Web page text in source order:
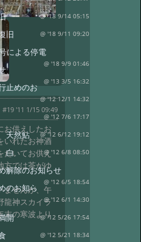
#19 '11 1/15 09:49
お供えしたお
いれたお神酒
たいてお供え
方では茶がゆ
ませんが、午
龍神スカイラ
末の寒波より
@ '18 9/14 05:15
旧 @ '18 9/11 09:20
による停電
@ '18 9/9 01:46
@ '13 3/5 16:32
止めのお
@ '12 12/1 14:32
@ '12 7/6 17:17
天然鮎 @ '12 6/12 19:12
白 @ '12 6/8 08:50
解除のお知らせ
@ '12 6/5 18:54
のお知ら
@ '12 6/1 14:30
開 @ '12 5/26 17:54
@ '12 5/21 18:34